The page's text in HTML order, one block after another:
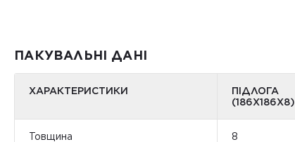
ПАКУВАЛЬНІ ДАНІ
ХАРАКТЕРИСТИКИ
ПІДЛОГА
(186Х186Х8)
Товщина 8